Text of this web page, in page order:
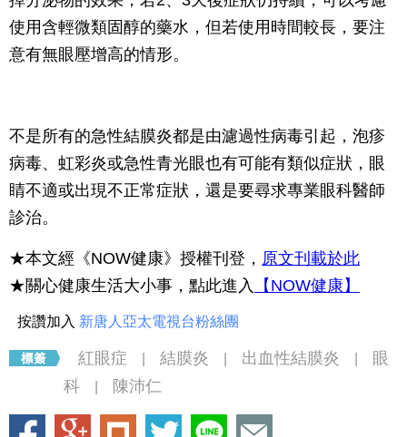
使用含輕微類固醇的藥水，但若使用時間較長，要注
意有無眼壓增高的情形。
不是所有的急性結膜炎都是由濾過性病毒引起，泡疹
病毒、虹彩炎或急性青光眼也有可能有類似症狀，眼
睛不適或出現不正常症狀，還是要尋求專業眼科醫師
診治。
★本文經《NOW健康》授權刊登， 原文刊載於此
★關心健康生活大小事，點此進入
【NOW健康】
按讚加入 新唐人亞太電視台粉絲團
紅眼症 結膜炎 出血性結膜炎
眼
科
陳沛仁